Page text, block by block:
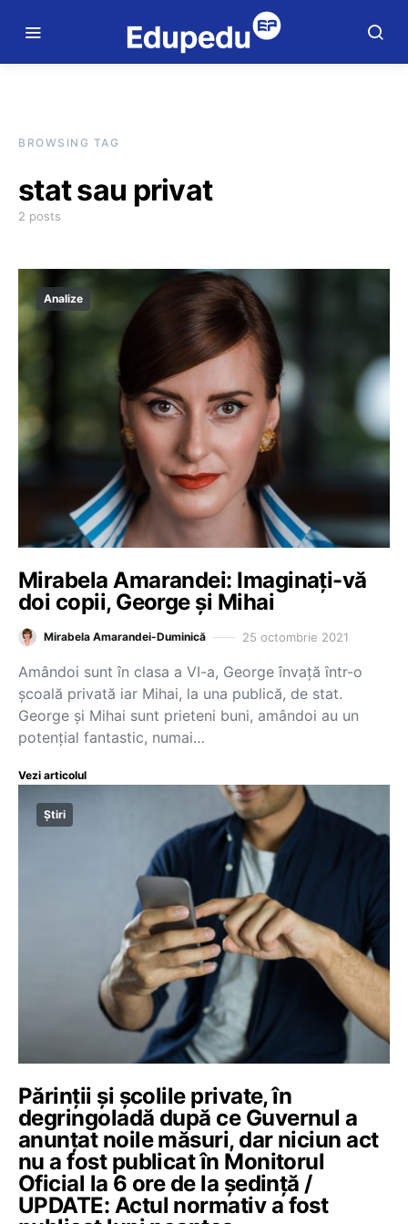
BROWSING TAG
stat sau privat
2 posts
Analize
Mirabela Amarandei: Imaginați-vă
doi copii, George și Mihai
Mirabela Amarandei-Duminică 25 octombrie 2021
Amândoi sunt în clasa a VI-a, George învață într-o
școală privată iar Mihai, la una publică, de stat.
George și Mihai sunt prieteni buni, amândoi au un
potențial fantastic, numai…
Vezi articolul
Știri
Părinții și școlile private, în
degringoladă după ce Guvernul a
anunțat noile măsuri, dar niciun act
nu a fost publicat în Monitorul
Oficial la 6 ore de la ședință /
UPDATE: Actul normativ a fost